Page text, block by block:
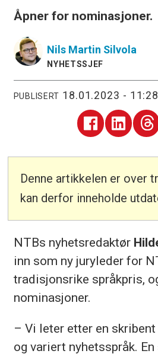
Åpner for nominasjoner.
Nils Martin Silvola
NYHETSSJEF
PUBLISERT 18.01.2023 - 11:28
Denne artikkelen er over
kan derfor inneholde
NTBs nyhetsredaktør
inn som ny juryleder for
tradisjonsrike språkpris,
nominasjoner.
– Vi leter etter en
og variert nyhetsspråk. En